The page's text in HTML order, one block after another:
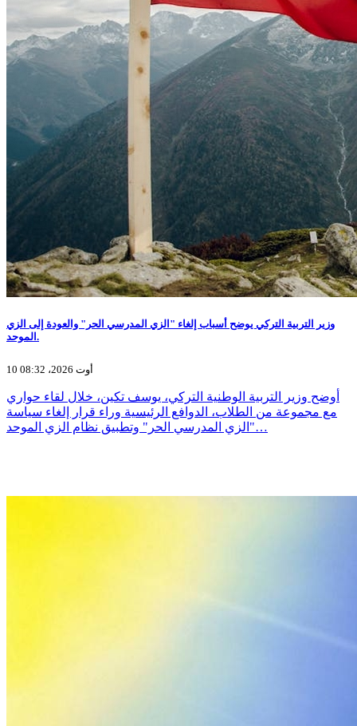
وزير التربية التركي يوضح أسباب إلغاء "الزي المدرسي الحر" والعودة إلى الزي
الموحد.
10 أوت 2026، 08:32
أوضح وزير التربية الوطنية التركي، يوسف تكين، خلال لقاء حواري
مع مجموعة من الطلاب، الدوافع الرئيسية وراء قرار إلغاء سياسة
"الزي المدرسي الحر" وتطبيق نظام الزي الموحد…